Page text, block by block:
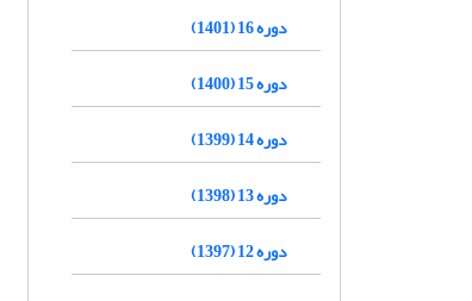
دوره 16 (1401)
دوره 15 (1400)
دوره 14 (1399)
دوره 13 (1398)
دوره 12 (1397)